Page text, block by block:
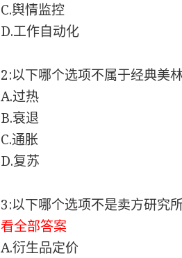
C.舆情监控
D.工作自动化
2:以下哪个选项不属于经典美
A.过热
B.衰退
C.通胀
D.复苏
3:以下哪个选项不是卖方研究
看全部答案
A.衍生品定价